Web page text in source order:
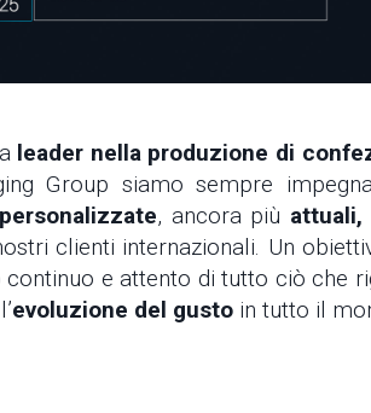
leader nella produzione di
Group siamo sempre
, ancora più
clienti internazionali. Un
e attento di tutto ciò che
evoluzione del gusto in tutto il